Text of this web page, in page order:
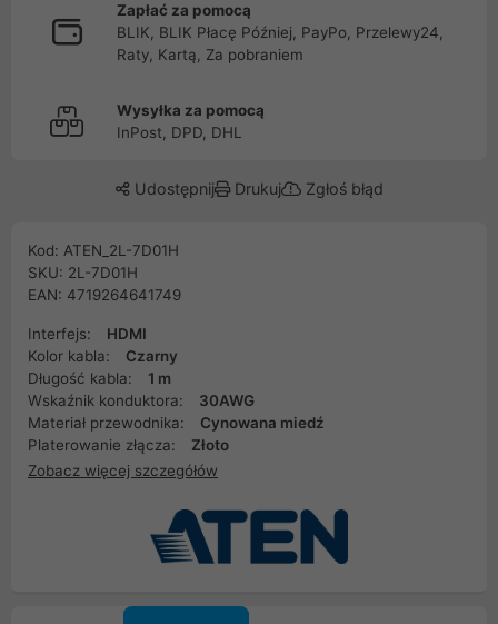
Zapłać za pomocą
BLIK, BLIK Płacę Później, PayPo, Przelewy24,
Raty, Kartą, Za pobraniem
Wysyłka za pomocą
InPost, DPD, DHL
Udostępnij Drukuj Zgłoś błąd
Kod: ATEN_2L-7D01H
SKU: 2L-7D01H
EAN: 4719264641749
Interfejs:
HDMI
Kolor kabla:
Czarny
Długość kabla:
1 m
Wskaźnik konduktora:
30AWG
Materiał przewodnika:
Cynowana miedź
Platerowanie złącza:
Złoto
Zobacz więcej szczegółów